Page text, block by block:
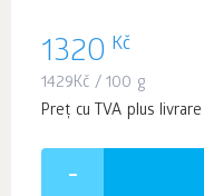
1320 Kč
1429Kč / 100 g
Preț cu TVA plus livrare